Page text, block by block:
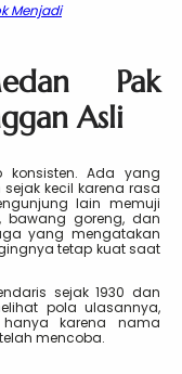
Menjadi
Pak
Asli
Ada yang
kecil karena rasa
lain memuji
bawang goreng, dan
yang mengatakan
tetap kuat saat
sejak 1930 dan
pola ulasannya,
karena nama
mencoba.